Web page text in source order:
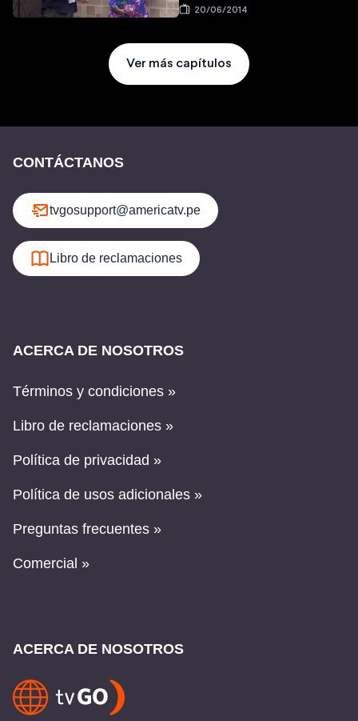
20/06/2014
Ver más capítulos
CONTÁCTANOS
tvgosupport@americatv.pe
Libro de reclamaciones
ACERCA DE NOSOTROS
Términos y condiciones »
Libro de reclamaciones »
Política de privacidad »
Política de usos adicionales »
Preguntas frecuentes »
Comercial »
ACERCA DE NOSOTROS